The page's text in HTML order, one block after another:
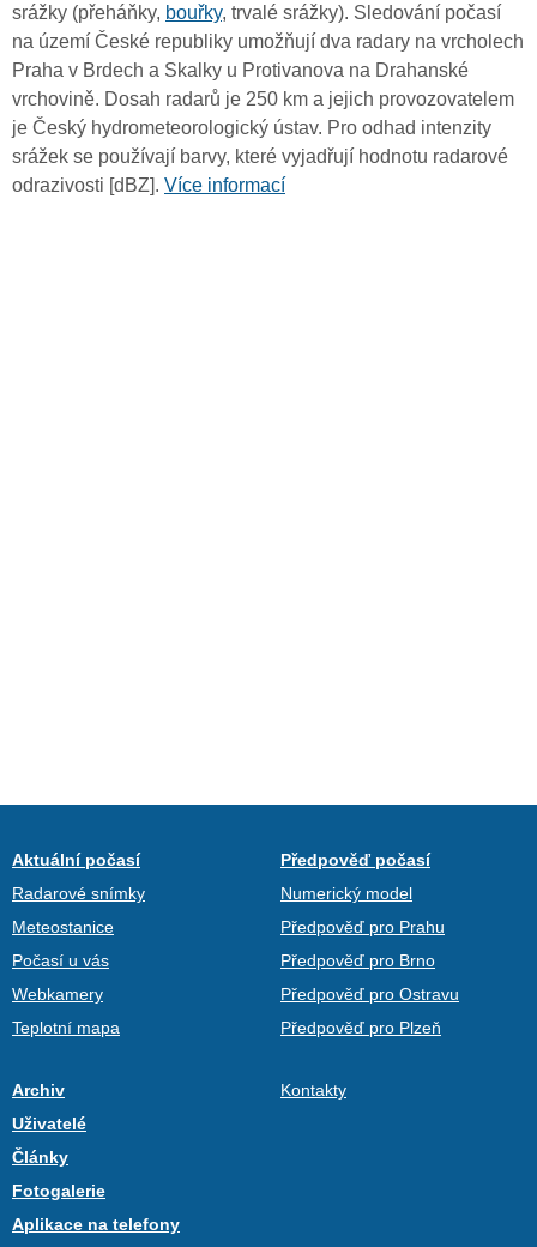
srážky (přeháňky, bouřky, trvalé srážky). Sledování počasí
na území České republiky umožňují dva radary na vrcholech
Praha v Brdech a Skalky u Protivanova na Drahanské
vrchovině. Dosah radarů je 250 km a jejich provozovatelem
je Český hydrometeorologický ústav. Pro odhad intenzity
srážek se používají barvy, které vyjadřují hodnotu radarové
odrazivosti [dBZ]. Více informací
Aktuální počasí
Radarové snímky
Meteostanice
Počasí u vás
Webkamery
Teplotní mapa
Předpověď počasí
Numerický model
Předpověď pro Prahu
Předpověď pro Brno
Předpověď pro Ostravu
Předpověď pro Plzeň
Archiv
Uživatelé
Články
Fotogalerie
Aplikace na telefony
Kontakty